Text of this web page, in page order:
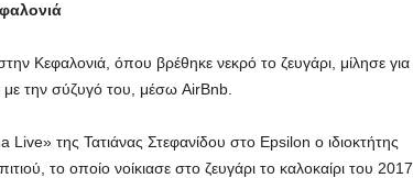
Κεφαλονιά, όπου βρέθηκε νεκρό το ζευγάρι, μίλησε για
την σύζυγό του, μέσω AirBnb.
της Τατιάνας Στεφανίδου στο Epsilon ο ιδιοκτήτης
το οποίο νοίκιασε στο ζευγάρι το καλοκαίρι του 2017.